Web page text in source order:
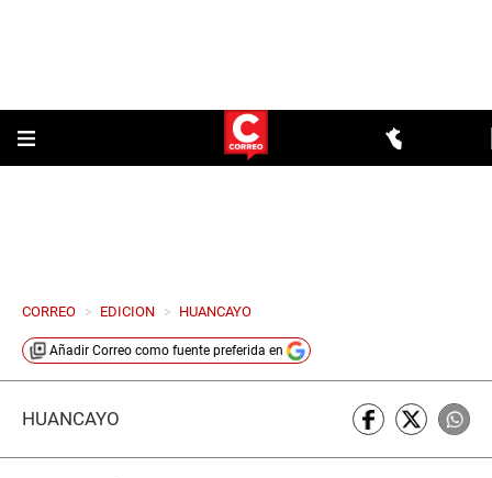
CORREO > EDICION > HUANCAYO
Añadir Correo como fuente preferida en
HUANCAYO